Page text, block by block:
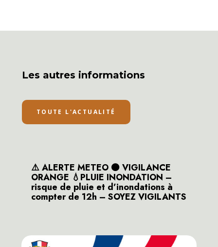
Les autres informations
TOUTE L'ACTUALITÉ
⚠️ ALERTE METEO 🟠 VIGILANCE
ORANGE 💧PLUIE INONDATION –
risque de pluie et d’inondations à
compter de 12h – SOYEZ VIGILANTS